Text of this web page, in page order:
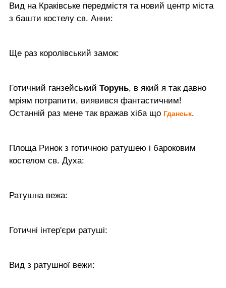
Вид на Краківське передмістя та новий центр міста
з башти костелу св. Анни:
Ще раз королівський замок:
Готичний ганзейський Торунь, в який я так давно
мріям потрапити, виявився фантастичним!
Останній раз мене так вражав хіба що Гданськ.
Площа Ринок з готичною ратушею і бароковим
костелом св. Духа:
Ратушна вежа:
Готичні інтер'єри ратуші:
Вид з ратушної вежи: